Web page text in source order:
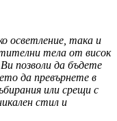
осветление, така и
тела от висок
позволи да бъдете
да превърнете в
или срещи с
стил и